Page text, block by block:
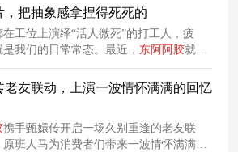
进步中起到的作用，突出产品对生活品
，把抽象感拿捏得死死的
工位上演绎“活人微死”的打工人，疲
我们的日常常态。最近， 东阿 阿胶就洞
态，特别上线广告片《2025不做打工虚
的各种虚弱，鼓励打工人拿回身体掌控
老友联动，上演一波情怀满满的回忆
携手甄嬛传开启一场久别重逢的老友联
班人马为消费者们带来一波情怀满满的